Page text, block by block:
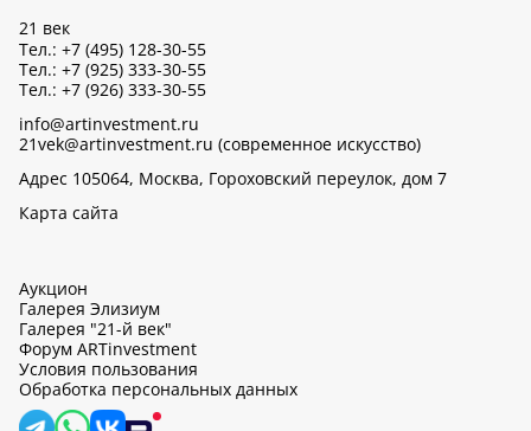
21 век
Тел.: +7 (495) 128-30-55
Тел.: +7 (925) 333-30-55
Тел.: +7 (926) 333-30-55
info@artinvestment.ru
21vek@artinvestment.ru (современное искусство)
Адрес 105064, Москва, Гороховский переулок, дом 7
Карта сайта
Аукцион
Галерея Элизиум
Галерея "21-й век"
Форум ARTinvestment
Условия пользования
Обработка персональных данных